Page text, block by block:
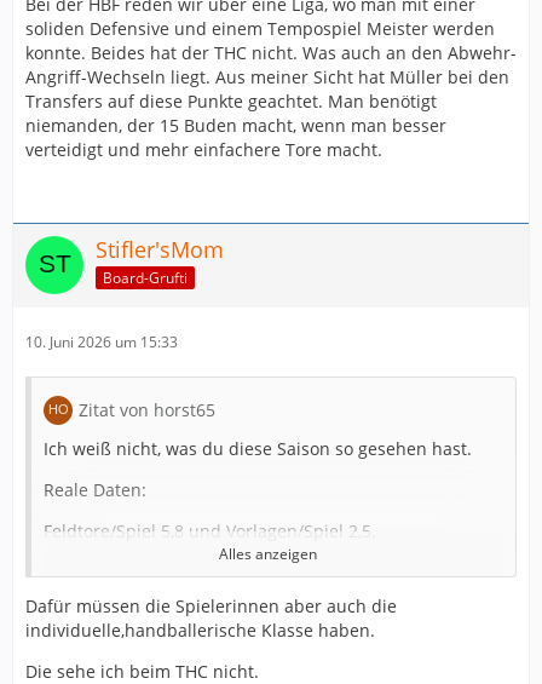
soliden Defensive und einem Tempospiel Meister werden
konnte. Beides hat der THC nicht. Was auch an den Abwehr-
Angriff-Wechseln liegt. Aus meiner Sicht hat Müller bei den
Transfers auf diese Punkte geachtet. Man benötigt
niemanden, der 15 Buden macht, wenn man besser
verteidigt und mehr einfachere Tore macht.
Stifler'sMom
Board-Grufti
10. Juni 2026 um 15:33
Zitat von horst65
Ich weiß nicht, was du diese Saison so gesehen hast.
Reale Daten:
Feldtore/Spiel 5,8 und Vorlagen/Spiel 2,5.
Vorlagen zeigt, dass sie lieber selbst was macht.
Feldtore sind für eine Zielspielerin normal. Im
Gegensatz zu bspw. Kühne spielt sie jeden Angriff und
kann sich in der Abwehr ausruhen. Und wie ich es
öfters schrieb: Was die ganzen Wechsel im Rückzug
Alles anzeigen
Dafür müssen die Spielerinnen aber auch die
individuelle,handballerische Klasse haben.
Die sehe ich beim THC nicht.